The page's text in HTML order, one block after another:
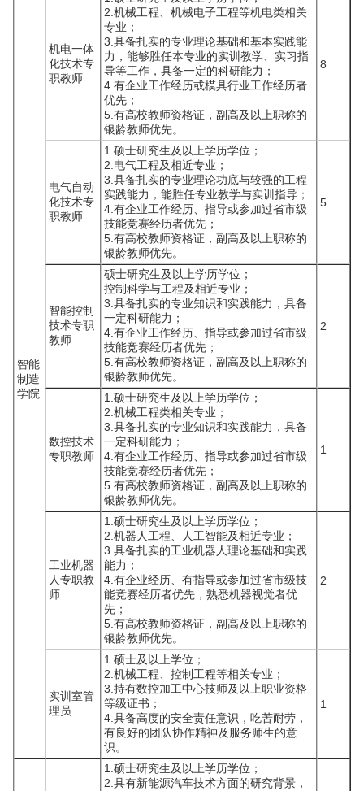
智能
制造
学院
机电一体
化技术专
职教师
2.机械工程、机械电子工程等机电类相关
专业；
3.具备扎实的专业理论基础和基本实践能
力，能够胜任本专业的实训教学、实习指
导等工作，具备一定的科研能力；
4.有企业工作经历或模具行业工作经历者
优先；
5.有高校教师资格证，副高及以上职称的
银龄教师优先。
8
电气自动
化技术专
职教师
1.硕士研究生及以上学历学位；
2.电气工程及相近专业；
3.具备扎实的专业理论功底与较强的工程
实践能力，能胜任专业教学与实训指导；
4.有企业工作经历、指导或参加过省市级
技能竞赛经历者优先；
5.有高校教师资格证，副高及以上职称的
银龄教师优先。
5
智能控制
技术专职
教师
硕士研究生及以上学历学位；
控制科学与工程及相近专业；
3.具备扎实的专业知识和实践能力，具备
一定科研能力；
4.有企业工作经历、指导或参加过省市级
技能竞赛经历者优先；
5.有高校教师资格证，副高及以上职称的
银龄教师优先。
2
数控技术
专职教师
1.硕士研究生及以上学历学位；
2.机械工程类相关专业；
3.具备扎实的专业知识和实践能力，具备
一定科研能力；
4.有企业工作经历、指导或参加过省市级
技能竞赛经历者优先；
5.有高校教师资格证，副高及以上职称的
银龄教师优先。
1
工业机器
人专职教
师
1.硕士研究生及以上学历学位；
2.机器人工程、人工智能及相近专业；
3.具备扎实的工业机器人理论基础和实践
能力；
4.有企业经历、有指导或参加过省市级技
能竞赛经历者优先，熟悉机器视觉者优
先；
5.有高校教师资格证，副高及以上职称的
银龄教师优先。
2
实训室管
理员
1.硕士及以上学位；
2.机械工程、控制工程等相关专业；
3.持有数控加工中心技师及以上职业资格
等级证书；
4.具备高度的安全责任意识，吃苦耐劳，
有良好的团队协作精神及服务师生的意
识。
1
1.硕士研究生及以上学历学位；
2.具有新能源汽车技术方面的研究背景，